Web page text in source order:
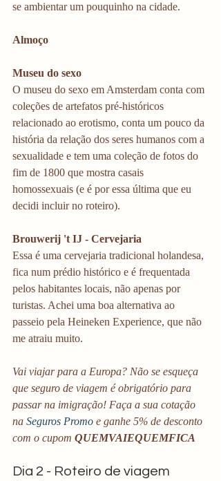
se ambientar um pouquinho na cidade.
Almoço
Museu do sexo
O museu do sexo em Amsterdam conta com
coleções de artefatos pré-históricos
relacionado ao erotismo, conta um pouco da
história da relação dos seres humanos com a
sexualidade e tem uma coleção de fotos do
fim de 1800 que mostra casais
homossexuais (e é por essa última que eu
decidi incluir no roteiro).
Brouwerij 't IJ - Cervejaria
Essa é uma cervejaria tradicional holandesa,
fica num prédio histórico e é frequentada
pelos habitantes locais, não apenas por
turistas. Achei uma boa alternativa ao
passeio pela Heineken Experience, que não
me atraiu muito.
Vai viajar para a Europa? Não se esqueça
que seguro de viagem é obrigatório para
passar na imigração! Faça a sua cotação
na Seguros Promo e ganhe 5% de desconto
com o cupom QUEMVAIEQUEMFICA
Dia 2 - Roteiro de viagem